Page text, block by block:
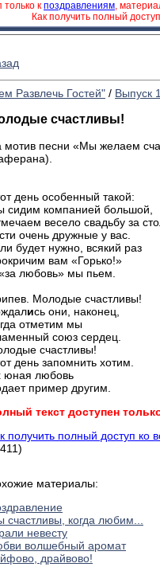
только к поздравлениям,
Как получить полный
Развлечь Гостей" / Выпуск
счастливы!
мотив песни «Мы желаем
день особенный такой:
сидим компанией большой,
весело свадьбу за
очень дружные у вас.
будет нужно, всякий раз
вам «Горько!»
любовь» мы пьем.
Молодые счастливы!
ись они, наконец,
отметим мы
союз сердец.
счастливы!
день запомнить хотим.
юная любовь
пример другим.
текст доступен
получить полный доступ ко
материалы:
счастливы, когда любим...
невесту
волшебный аромат
драйвово!